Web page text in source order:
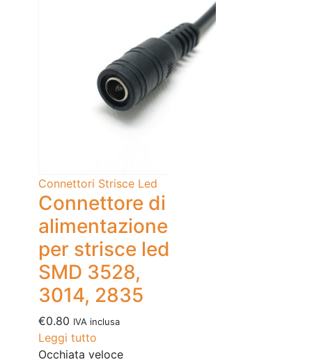
Connettori Strisce Led
Connettore di
alimentazione
per strisce led
SMD 3528,
3014, 2835
€0.80 IVA inclusa
Leggi tutto
Occhiata veloce